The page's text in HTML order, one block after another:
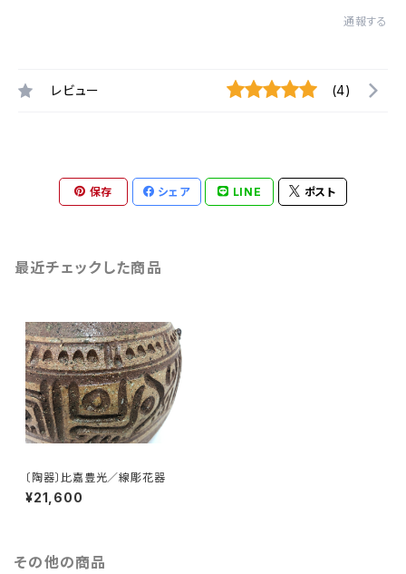
通報する
レビュー (4)
保存 シェア LINE ポスト
最近チェックした商品
〔陶器〕比嘉豊光／線彫花器
¥21,600
その他の商品